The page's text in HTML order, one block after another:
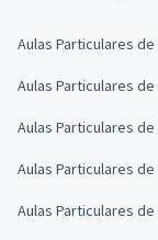
Aulas Particulares
Aulas Particulares
Aulas Particulares
Aulas Particulares
Aulas Particulares